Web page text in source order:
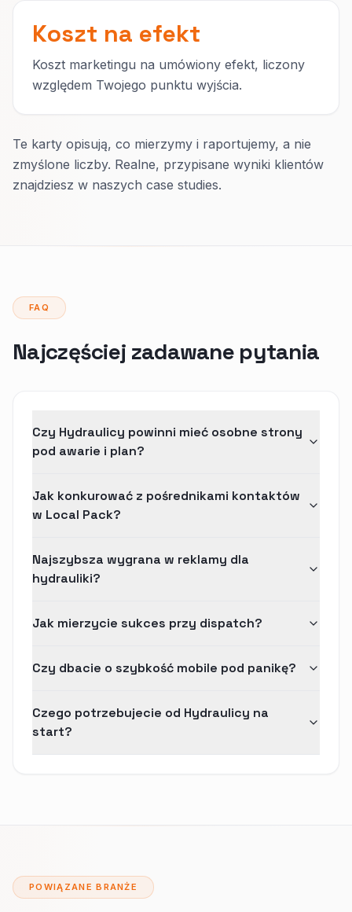
Koszt na efekt
Koszt marketingu na umówiony efekt, liczony
względem Twojego punktu wyjścia.
Te karty opisują, co mierzymy i raportujemy, a nie
zmyślone liczby. Realne, przypisane wyniki klientów
znajdziesz w naszych case studies.
FAQ
Najczęściej zadawane pytania
Czy Hydraulicy powinni mieć osobne strony
pod awarie i plan?
Jak konkurować z pośrednikami kontaktów
w Local Pack?
Najszybsza wygrana w reklamy dla
hydrauliki?
Jak mierzycie sukces przy dispatch?
Czy dbacie o szybkość mobile pod panikę?
Czego potrzebujecie od Hydraulicy na
start?
POWIĄZANE BRANŻE